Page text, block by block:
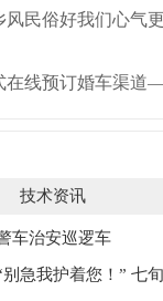
风民俗好我们心气
在线预订婚车渠道
技术资讯
车治安巡逻车